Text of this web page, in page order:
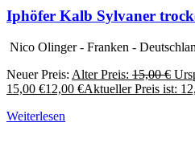
Iphöfer Kalb Sylvaner
Nico Olinger - Franken -
Neuer Preis: Alter Preis: 15,00€
15,00 €12,00 €Aktueller Preis ist:
Weiterlesen